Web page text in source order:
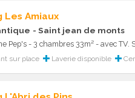
Les Amiaux
- Saint jean de monts
sur place Laverie disponible